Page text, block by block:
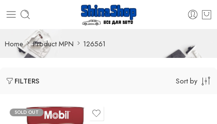
Home Product MPN 126561
FILTERS Sort by
SOLD OUT